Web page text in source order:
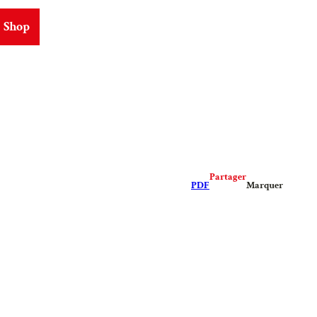
Shop
PDF
Partager
Marquer